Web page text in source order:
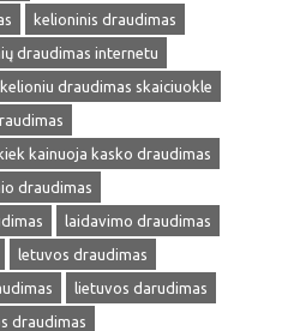
kelioninis draudimas
draudimas internetu
kelioniu draudimas skaiciuokle
kiek kainuoja kasko draudimas
draudimas
laidavimo draudimas
letuvos draudimas
lietuvos darudimas
draudimas